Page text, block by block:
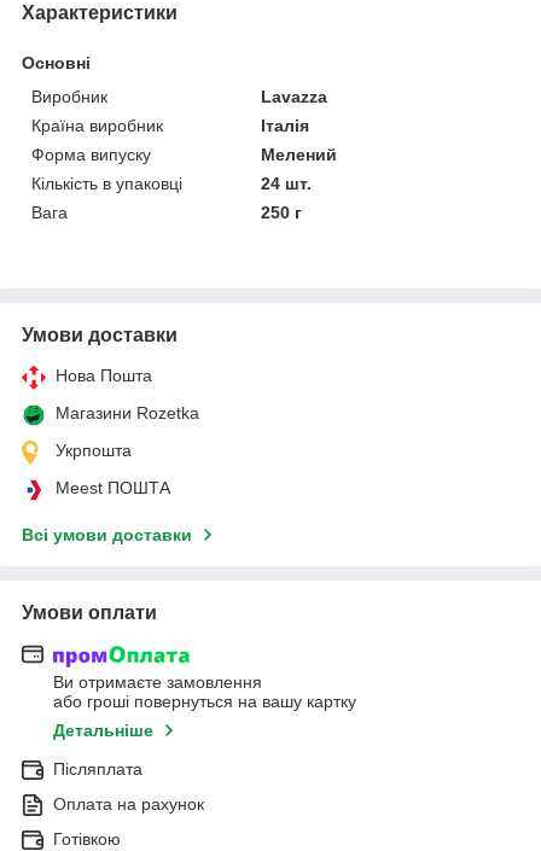
Характеристики
Основні
Виробник
Lavazza
Країна виробник
Італія
Форма випуску
Мелений
Кількість в упаковці
24 шт.
Вага
250 г
Умови доставки
Нова Пошта
Магазини Rozetka
Укрпошта
Meest ПОШТА
Всі умови доставки
Умови оплати
Ви отримаєте замовлення
або гроші повернуться на вашу картку
Детальніше
Післяплата
Оплата на рахунок
Готівкою